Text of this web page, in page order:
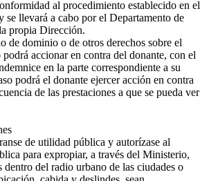
al procedimiento establecido en el
llevará a cabo por el Departamento de
propia Dirección.
dominio o de otros derechos sobre el
accionar en contra del donante, con el
en la parte correspondiente a su
podrá el donante ejercer acción en contra
de las prestaciones a que se pueda ver
de utilidad pública y autorízase al
para expropiar, a través del Ministerio,
dentro del radio urbano de las ciudades o